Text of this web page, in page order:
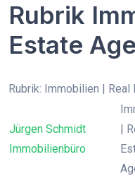
Rubrik
Estate
Rubrik: Immobilien | Real
Jürgen Schmidt
Immobilienbüro
|